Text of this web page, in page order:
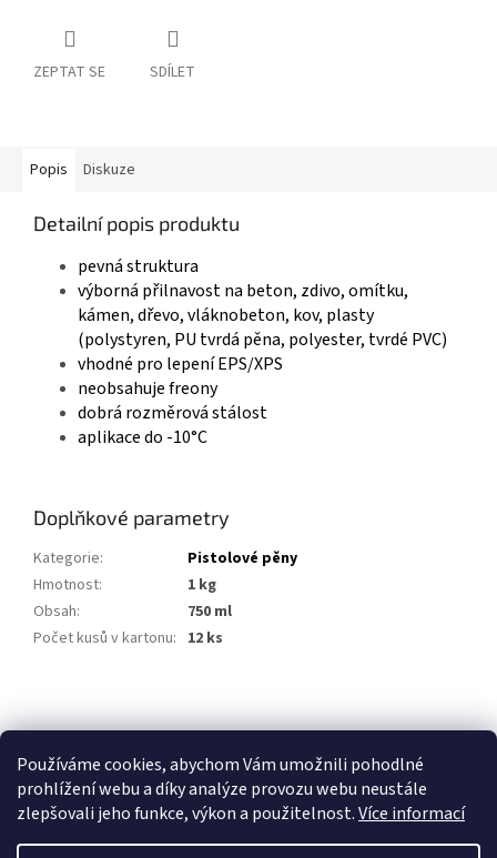
Používáme cookies, abychom Vám umožnili pohodlné
prohlížení webu a díky analýze provozu webu neustále
zlepšovali jeho funkce, výkon a použitelnost.Více informací
ZEPTAT SE SDÍLET
Popis Diskuze
Detailní popis produktu
pevná struktura
výborná přilnavost na beton, zdivo, omítku,
kámen, dřevo, vláknobeton, kov, plasty
(polystyren, PU tvrdá pěna, polyester, tvrdé PVC)
vhodné pro lepení EPS/XPS
neobsahuje freony
dobrá rozměrová stálost
aplikace do -10°C
Doplňkové parametry
Kategorie:
Pistolové pěny
Hmotnost:
1 kg
Obsah:
750 ml
Počet kusů v kartonu: 12 ks
á